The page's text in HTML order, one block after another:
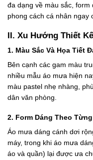
đa dạng về màu sắc,
phong cách cá nhân ngay
II. Xu Hướng Thiết
1. Màu Sắc Và Họa Tiết
Bên cạnh các gam màu
nhiều mẫu áo mưa hiện
màu pastel nhẹ nhàng,
dân văn phòng.
2. Form Dáng Theo
Áo mưa dáng cánh dơi
máy, trong khi áo mưa
áo và quần) lại được ưa